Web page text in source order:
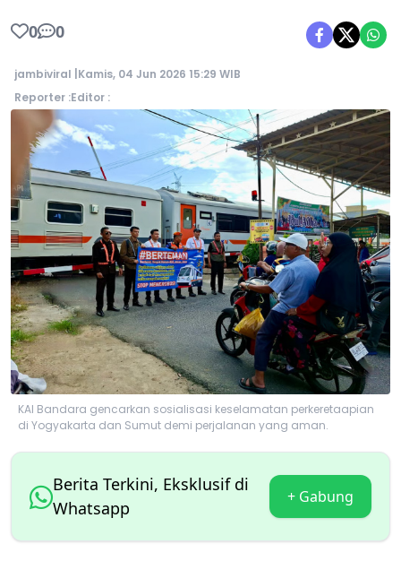
0 0
jambiviral | Kamis, 04 Jun 2026 15:29 WIB
Reporter :Editor :
KAI Bandara gencarkan sosialisasi keselamatan perkeretaapian
di Yogyakarta dan Sumut demi perjalanan yang aman.
Berita Terkini, Eksklusif di
Whatsapp
+ Gabung